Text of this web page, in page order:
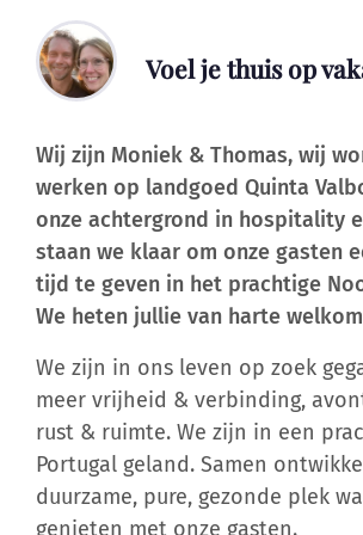
Voel je thuis op
Wij zijn Moniek & Thomas, wij
werken op landgoed Quinta
onze achtergrond in hospitality
staan we klaar om onze gasten
tijd te geven in het prachtige
We heten jullie van harte
We zijn in ons leven op zoek
meer vrijheid & verbinding,
rust & ruimte. We zijn in een
Portugal geland. Samen
duurzame, pure, gezonde plek
genieten met onze gasten.